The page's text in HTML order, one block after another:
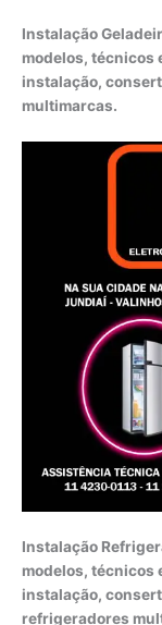
Instalação
modelos, técnicos
instalação,
multimarcas.
Instalação
modelos, técnicos
instalação,
refrigeradores